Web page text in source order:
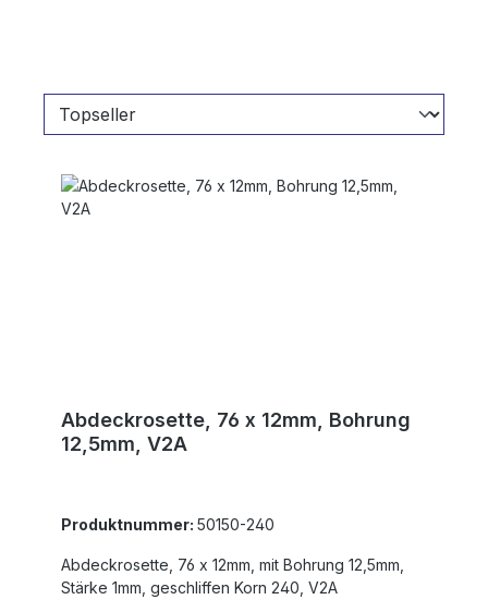
Abdeckrosette, 76 x 12mm, Bohrung
12,5mm, V2A
Produktnummer: 50150-240
Abdeckrosette, 76 x 12mm, mit Bohrung 12,5mm,
Stärke 1mm, geschliffen Korn 240, V2A